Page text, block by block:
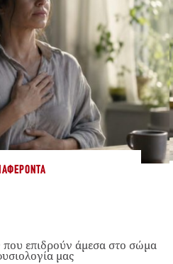
επιδρούν άμεσα στο σώμα
μας